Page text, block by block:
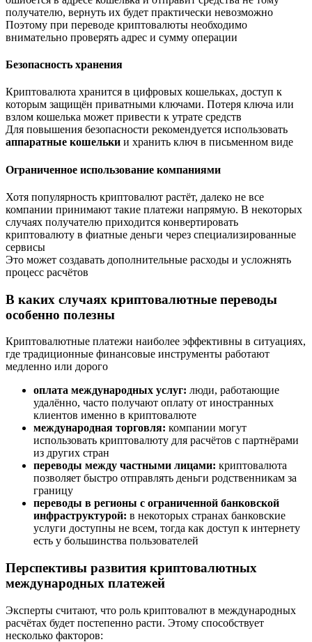
получателю, вернуть их будет практически невозможно
Поэтому при переводе криптовалюты необходимо
внимательно проверять адрес и сумму операции
Безопасность хранения
Криптовалюта хранится в цифровых кошельках, доступ к
которым защищён приватными ключами. Потеря ключа или
взлом кошелька может привести к утрате средств
Для повышения безопасности рекомендуется использовать
аппаратные кошельки и хранить ключ в письменном виде
Ограниченное использование компаниями
Хотя популярность криптовалют растёт, далеко не все
компании принимают такие платежи напрямую. В некоторых
случаях получателю приходится конвертировать
криптовалюту в фиатные деньги через специализированные
сервисы
Это может создавать дополнительные расходы и усложнять
процесс расчётов
В каких случаях криптовалютные переводы
особенно полезны
Криптовалютные платежи наиболее эффективны в ситуациях,
где традиционные финансовые инструменты работают
медленно или дорого
оплата международных услуг: люди, работающие
удалённо, часто получают оплату от иностранных
клиентов именно в криптовалюте
международная торговля: компании могут
использовать криптовалюту для расчётов с партнёрами
из других стран
переводы между частными лицами: криптовалюта
позволяет быстро отправлять деньги родственникам за
границу
переводы в регионы с ограниченной банковской
инфраструктурой: в некоторых странах банковские
услуги доступны не всем, тогда как доступ к интернету
есть у большинства пользователей
Перспективы развития криптовалютных
международных платежей
Эксперты считают, что роль криптовалют в международных
расчётах будет постепенно расти. Этому способствует
несколько факторов: